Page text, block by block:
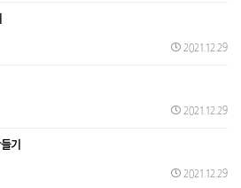
2021.12.29
2021.12.29
기
2021.12.29